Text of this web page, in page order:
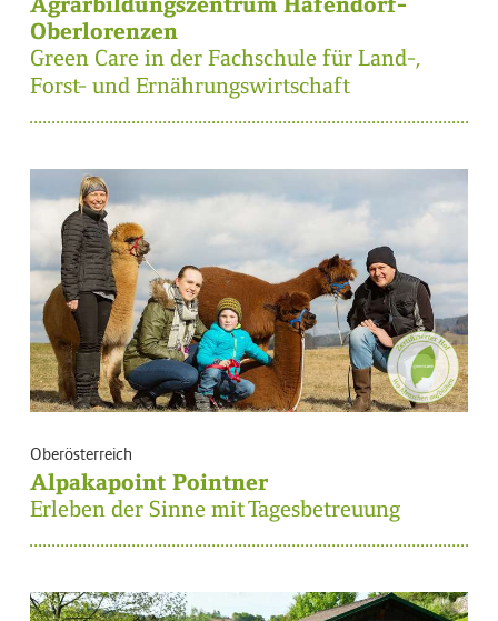
Oberlorenzen
Green Care in der Fachschule für Land-,
Forst- und Ernährungswirtschaft
Oberösterreich
Alpakapoint Pointner
Erleben der Sinne mit Tagesbetreuung